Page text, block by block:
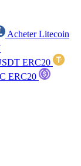
Acheter Litecoin
ERC20
ERC20